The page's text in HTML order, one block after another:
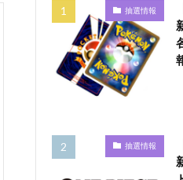
抽選情報
抽選情報